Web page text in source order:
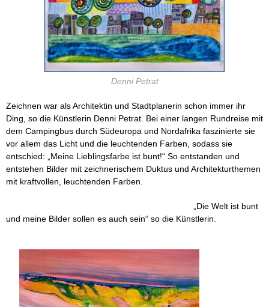
Denni Petrat
Zeichnen war als Architektin und Stadtplanerin schon immer ihr
Ding, so die Künstlerin Denni Petrat. Bei einer langen Rundreise mit
dem Campingbus durch Südeuropa und Nordafrika faszinierte sie
vor allem das Licht und die leuchtenden Farben, sodass sie
entschied: „Meine Lieblingsfarbe ist bunt!“ So entstanden und
entstehen Bilder mit zeichnerischem Duktus und Architekturthemen
mit kraftvollen, leuchtenden Farben.
„Die Welt ist bunt
und meine Bilder sollen es auch sein“ so die Künstlerin.